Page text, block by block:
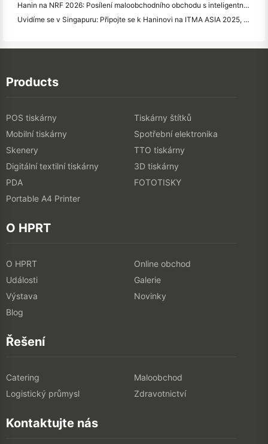
Hanin na NRF 2026: Posílení maloobchodního obchodu s inteligentními řešeními pro plné scénáře
Uvidíme se v Singapuru: Připojte se k Haninovi na ITMA ASIA 2025, abyste byli svědky nejnovějších technologií digitálního tisku
Products
POS tiskárny
Tiskárny štítků
Mobilní tiskárny
Spotřební elektronika
Skenery
TTO tiskárny
Digitální textilní tiskárny
3D tiskárny
PDA
FOTOTISKY
Portable A4 Printer
O HPRT
O HPRT
Online obchod
Události
Galerie
Výstava
Novinky
Blog
Řešení
Catering
Maloobchod
Logistický průmysl
Zdravotnictví
Kontaktujte nás